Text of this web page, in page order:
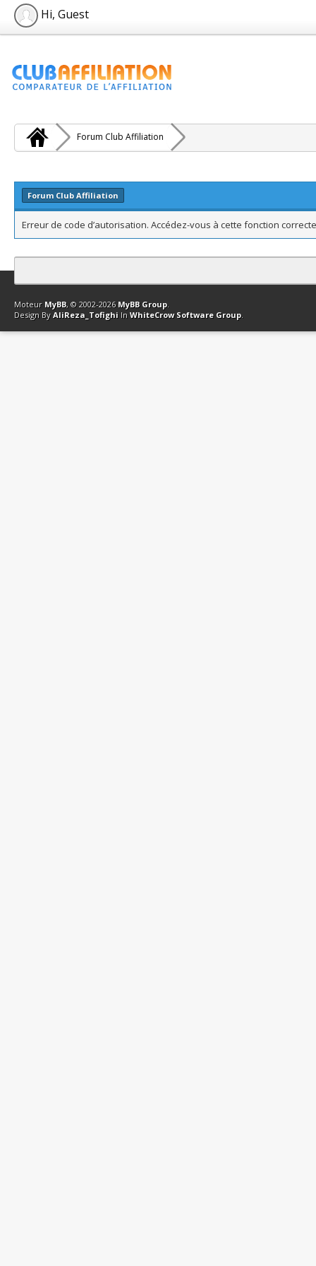
Hi, Guest
Forum Club Affiliation
Forum Club Affiliation
Erreur de code d’autorisation. Accédez-vous à cette fonction
Contact Club Affiliation Retourner en haut Version bas-débit
Moteur MyBB, © 2002-2026 MyBB Group.
Design By AliReza_Tofighi In WhiteCrow Software Group.